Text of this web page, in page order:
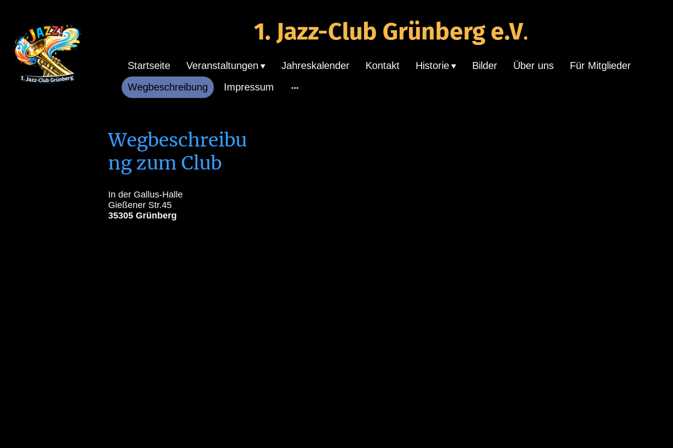
1. Jazz-Club Grünberg e.V.
Startseite Veranstaltungen Jahreskalender Kontakt Historie Bilder Über uns
Für Mitglieder
Wegbeschreibung
Impressum
Wegbeschreibu
ng zum Club
In der Gallus-Halle
Gießener Str.45
35305 Grünberg